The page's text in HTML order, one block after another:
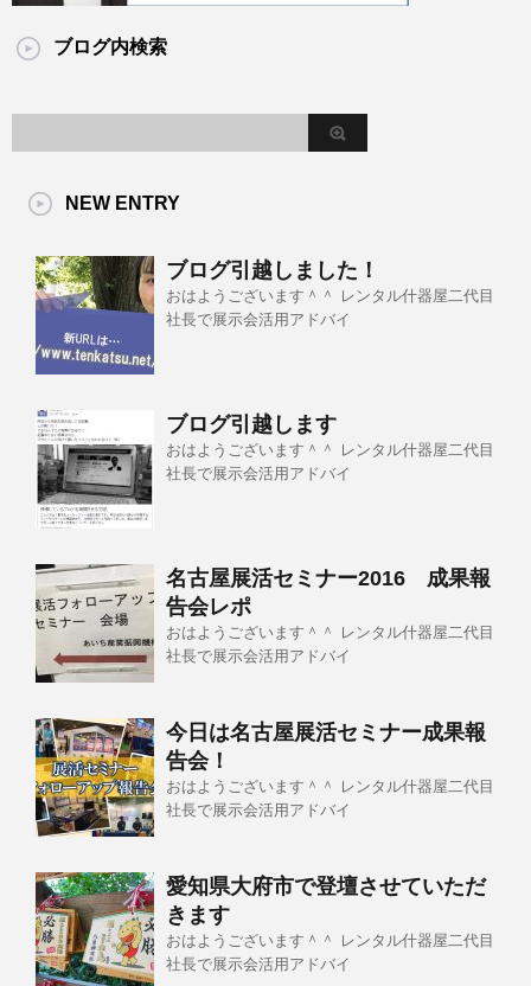
ブログ内検索
NEW ENTRY
ブログ引越しました！
おはようございます＾＾ レンタル什器屋二代目
社長で展示会活用アドバイ
ブログ引越します
おはようございます＾＾ レンタル什器屋二代目
社長で展示会活用アドバイ
名古屋展活セミナー2016 成果報
告会レポ
おはようございます＾＾ レンタル什器屋二代目
社長で展示会活用アドバイ
今日は名古屋展活セミナー成果報
告会！
おはようございます＾＾ レンタル什器屋二代目
社長で展示会活用アドバイ
愛知県大府市で登壇させていただ
きます
おはようございます＾＾ レンタル什器屋二代目
社長で展示会活用アドバイ